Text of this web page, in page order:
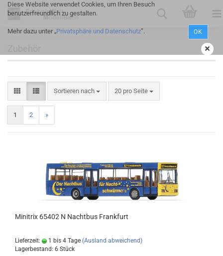
Diese Website verwendet Cookies, um Ihren Besuch
benutzerfreundlich zu gestalten.
Mehr dazu unter „Privatsphäre und Datenschutz”. OK
Sortieren nach 20 pro Seite
1 2 »
Minitrix 65402 N Nachtbus Frankfurt
Lieferzeit: 1 bis 4 Tage (Ausland abweichend)
Lagerbestand: 6 Stück